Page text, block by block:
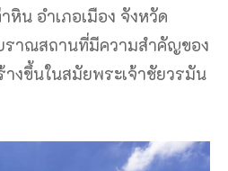
น อำเภอเมือง จังหวัด
ราณสถานที่มีความสำคัญของ
งขึ้นในสมัยพระเจ้าชัยวรมัน